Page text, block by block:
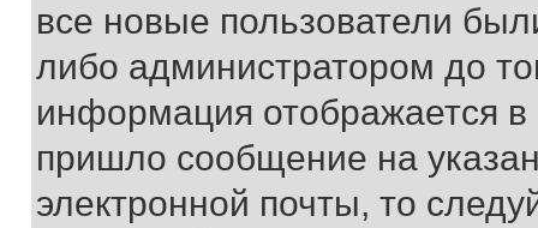
все новые пользователи
либо администратором до
информация отображается
пришло сообщение на
электронной почты, то